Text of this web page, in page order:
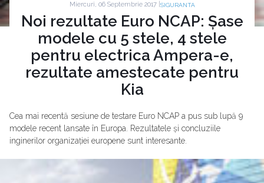
Miercuri, 06 Septembrie 2017 | SIGURANTA
Noi rezultate Euro NCAP: Șase
modele cu 5 stele, 4 stele
pentru electrica Ampera-e,
rezultate amestecate pentru
Kia
Cea mai recentă sesiune de testare Euro NCAP a pus sub lupă 9
modele recent lansate în Europa. Rezultatele și concluziile
inginerilor organizației europene sunt interesante.